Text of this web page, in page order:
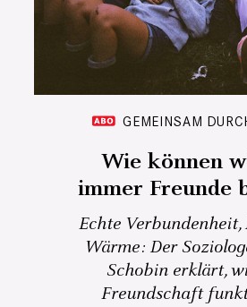
GEMEINSAM
Wie können
immer Freunde
Echte Verbundenheit,
Wärme: Der
Schobin erklärt,
Freundschaft